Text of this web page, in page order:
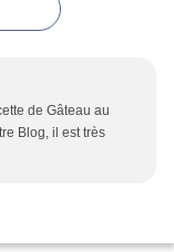
de Gâteau au
Blog, il est très